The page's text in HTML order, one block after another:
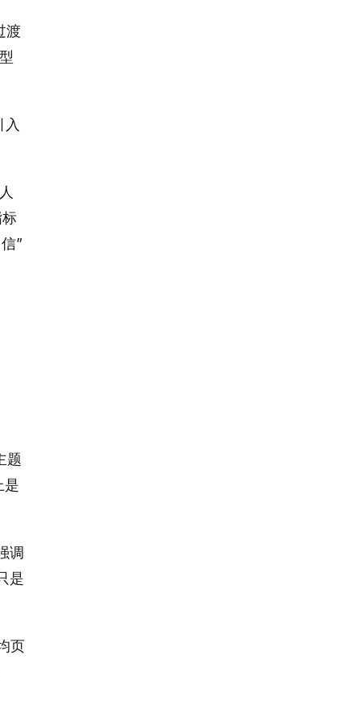
渡
”
题
是
调
是
页